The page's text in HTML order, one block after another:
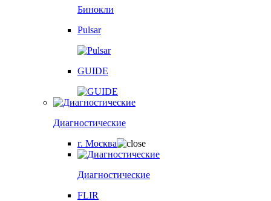
Бинокли
Pulsar
GUIDE
Диагностические
г. Москва
Диагностические
FLIR